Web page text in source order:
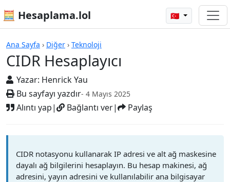
🧮 Hesaplama.lol 🇹🇷
Ana Sayfa › Diğer › Teknoloji
CIDR Hesaplayıcı
Yazar: Henrick Yau
Bu sayfayı yazdır- 4 Mayıs 2025
Alıntı yap| Bağlantı ver| Paylaş
CIDR Hesaplayıcı
CIDR notasyonu kullanarak IP adresi ve alt ağ maskesine
dayalı ağ bilgilerini hesaplayın. Bu hesap makinesi, ağ
adresini, yayın adresini ve kullanılabilir ana bilgisayar